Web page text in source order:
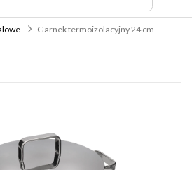
Garnek termoizolacyjny 24 cm